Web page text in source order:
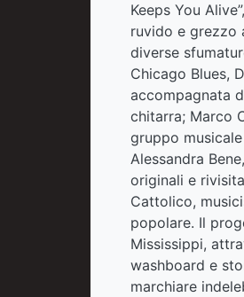
Keeps You
ruvido e grezzo
diverse
Chicago Blues,
accompagnata
chitarra; Marco
gruppo
Alessandra
originali e
Cattolico,
popolare. Il
Mississippi,
washboard e
marchiare